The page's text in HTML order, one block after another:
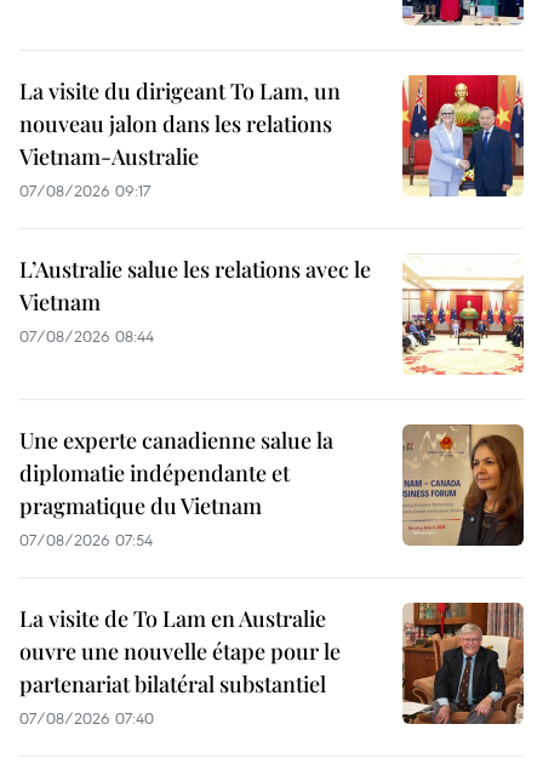
La visite du dirigeant To Lam, un
nouveau jalon dans les relations
Vietnam-Australie
07/08/2026 09:17
L’Australie salue les relations avec le
Vietnam
07/08/2026 08:44
Une experte canadienne salue la
diplomatie indépendante et
pragmatique du Vietnam
07/08/2026 07:54
La visite de To Lam en Australie
ouvre une nouvelle étape pour le
partenariat bilatéral substantiel
07/08/2026 07:40